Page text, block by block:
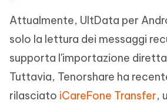
Attualmente, UltData per
solo la lettura dei messaggi
supporta l'importazione
Tuttavia, Tenorshare ha
rilasciato iCareFone Transfer,